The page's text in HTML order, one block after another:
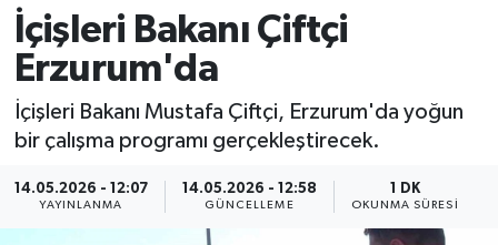
İçişleri Bakanı Çiftçi
Erzurum'da
İçişleri Bakanı Mustafa Çiftçi, Erzurum'da yoğun
bir çalışma programı gerçekleştirecek.
14.05.2026 - 12:07
YAYINLANMA
14.05.2026 - 12:58
GÜNCELLEME
1 DK
OKUNMA SÜRESI
EĞİTİM GENÇLİK
EKONOMİ
KÜLTÜR-SANAT-MAGAZİN
Trafik Durumu
Süper Lig Puan Durumu ve Fikstür
Son Dakika Haberleri